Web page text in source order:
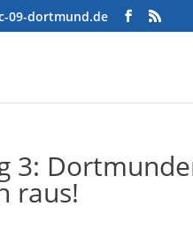
09-dortmund.de
3:
raus!